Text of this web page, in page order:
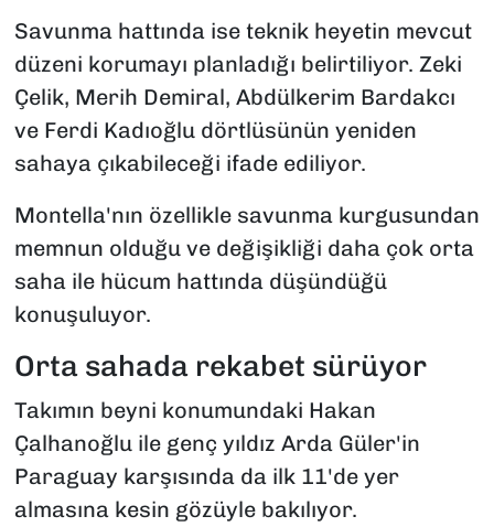
Savunma hattında ise teknik heyetin mevcut
düzeni korumayı planladığı belirtiliyor. Zeki
Çelik, Merih Demiral, Abdülkerim Bardakcı
ve Ferdi Kadıoğlu dörtlüsünün yeniden
sahaya çıkabileceği ifade ediliyor.
Montella'nın özellikle savunma kurgusundan
memnun olduğu ve değişikliği daha çok orta
saha ile hücum hattında düşündüğü
konuşuluyor.
Orta sahada rekabet sürüyor
Takımın beyni konumundaki Hakan
Çalhanoğlu ile genç yıldız Arda Güler'in
Paraguay karşısında da ilk 11'de yer
almasına kesin gözüyle bakılıyor.